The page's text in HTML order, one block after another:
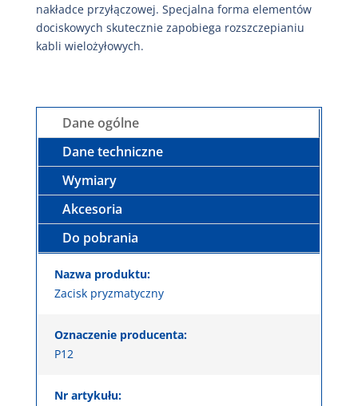
nakładce przyłączowej. Specjalna forma elementów
dociskowych skutecznie zapobiega rozszczepianiu
kabli wielożyłowych.
Dane ogólne
Dane techniczne
Wymiary
Akcesoria
Do pobrania
Nazwa produktu:
Zacisk pryzmatyczny
Oznaczenie producenta:
P12
Nr artykułu: